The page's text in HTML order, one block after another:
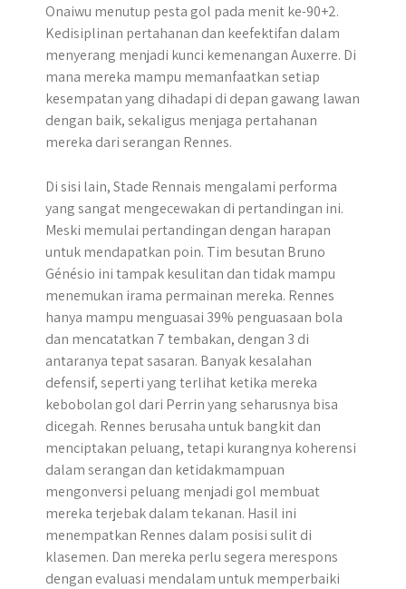
Onaiwu menutup pesta gol pada menit ke-90+2.
Kedisiplinan pertahanan dan keefektifan dalam
menyerang menjadi kunci kemenangan Auxerre. Di
mana mereka mampu memanfaatkan setiap
kesempatan yang dihadapi di depan gawang lawan
dengan baik, sekaligus menjaga pertahanan
mereka dari serangan Rennes.
Di sisi lain, Stade Rennais mengalami performa
yang sangat mengecewakan di pertandingan ini.
Meski memulai pertandingan dengan harapan
untuk mendapatkan poin. Tim besutan Bruno
Génésio ini tampak kesulitan dan tidak mampu
menemukan irama permainan mereka. Rennes
hanya mampu menguasai 39% penguasaan bola
dan mencatatkan 7 tembakan, dengan 3 di
antaranya tepat sasaran. Banyak kesalahan
defensif, seperti yang terlihat ketika mereka
kebobolan gol dari Perrin yang seharusnya bisa
dicegah. Rennes berusaha untuk bangkit dan
menciptakan peluang, tetapi kurangnya koherensi
dalam serangan dan ketidakmampuan
mengonversi peluang menjadi gol membuat
mereka terjebak dalam tekanan. Hasil ini
menempatkan Rennes dalam posisi sulit di
klasemen. Dan mereka perlu segera merespons
dengan evaluasi mendalam untuk memperbaiki